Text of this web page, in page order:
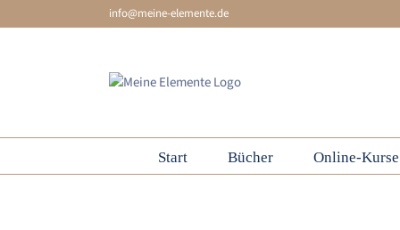
to
info@meine-elemente.de
Start Bücher Online-Kurse